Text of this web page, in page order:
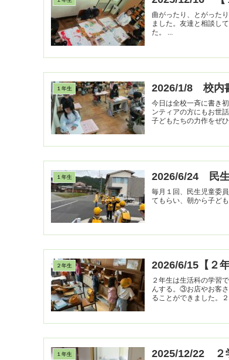
曲がったり、とがった
ました。友達と相談し
１年生 2026/1/8 校内
今日は全校一斉に書き
ンティアの方にもお世
子どもたちの力作をぜ
１年生 2026/6/24 民生
毎月１回、民生児童委
てもらい、朝から子ど
２年生 2026/6/15【２
２年生は生活科の学習
んする。③お店やお客
ることができました。
１年生 2025/12/22 ２